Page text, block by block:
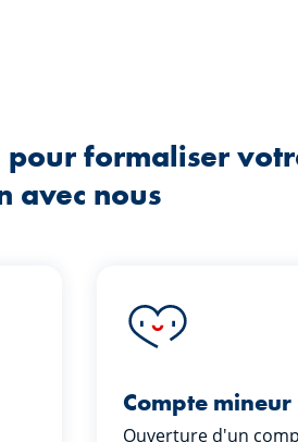
formaliser
avec nous
Compte mineur
Ouverture d'un